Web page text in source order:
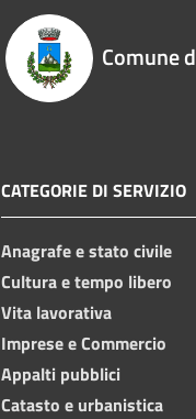
Comune
CATEGORIE DI SERVIZIO
Anagrafe e stato civile
Cultura e tempo libero
Vita lavorativa
Imprese e Commercio
Appalti pubblici
Catasto e urbanistica